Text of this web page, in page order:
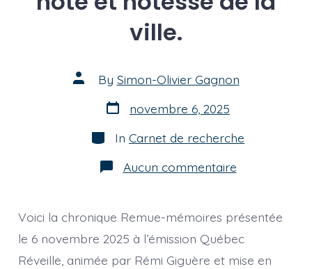
ville.
Post
author
By Simon-Olivier Gagnon
Post
date
novembre 6, 2025
Categories
In Carnet de recherche
Aucun commentairesur
[chronique]
pour
toi,
camarade,
hôte
et
Voici la chronique Remue-mémoires présentée
le 6 novembre 2025 à l’émission Québec
Réveille, animée par Rémi Giguère et mise en